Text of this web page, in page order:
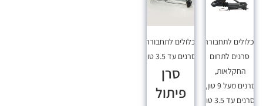
לתחבורה,
סרנים לתחום
החקלאות,
סרנים מעל 9 טון
,
סרנים עד 3.5 טון
מכלולים לתחבורה,
סרנים עד 3.5 טון
סרן
פיתול